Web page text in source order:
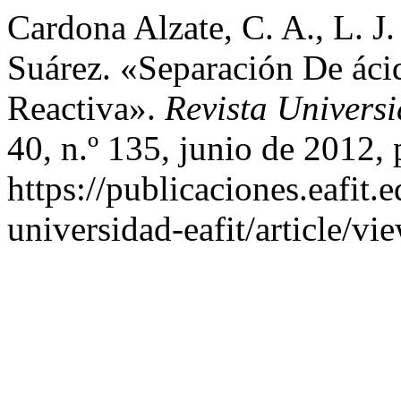
Cardona Alzate, C. A., L.
Suárez. «Separación De
Reactiva». Revista
40, n.º 135, junio de 2012,
https://
universidad-eafit/article/